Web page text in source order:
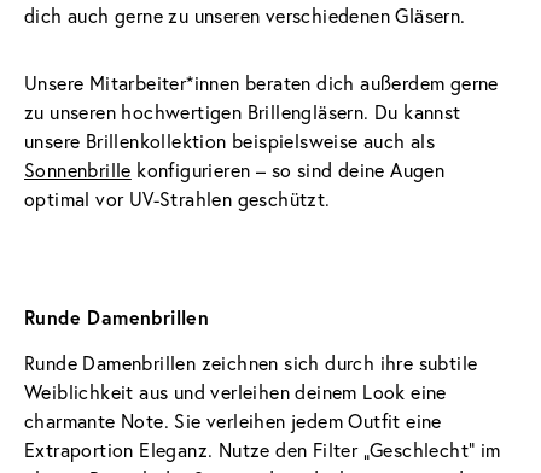
dich auch gerne zu unseren verschiedenen Gläsern.
Unsere Mitarbeiter*innen beraten dich außerdem gerne
zu unseren hochwertigen Brillengläsern. Du kannst
unsere Brillenkollektion beispielsweise auch als
Sonnenbrille konfigurieren – so sind deine Augen
optimal vor UV-Strahlen geschützt.
Runde Damenbrillen
Runde Damenbrillen zeichnen sich durch ihre subtile
Weiblichkeit aus und verleihen deinem Look eine
charmante Note. Sie verleihen jedem Outfit eine
Extraportion Eleganz. Nutze den Filter „Geschlecht" im